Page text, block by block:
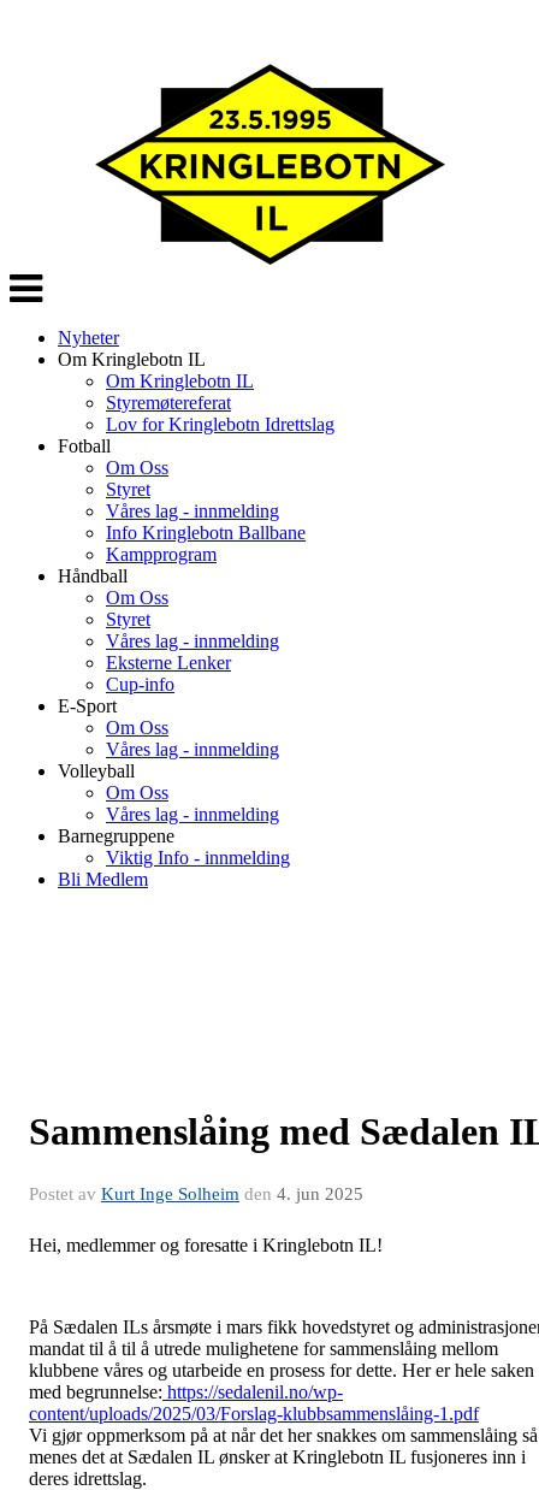
Veksle
navigasjon
Nyheter
Om Kringlebotn IL
Om Kringlebotn IL
Styremøtereferat
Lov for Kringlebotn Idrettslag
Fotball
Om Oss
Styret
Våres lag - innmelding
Info Kringlebotn Ballbane
Kampprogram
Håndball
Om Oss
Styret
Våres lag - innmelding
Eksterne Lenker
Cup-info
E-Sport
Om Oss
Våres lag - innmelding
Volleyball
Om Oss
Våres lag - innmelding
Barnegruppene
Viktig Info - innmelding
Bli Medlem
Sammenslåing med Sædalen
Postet av Kurt Inge Solheim den 4. jun 2025
Hei, medlemmer og foresatte i Kringlebotn IL!
På Sædalen ILs årsmøte i mars fikk hovedstyret og
mandat til å til å utrede mulighetene for sammenslåing mellom
klubbene våres og utarbeide en prosess for dette. Her er hele saken
med begrunnelse: https://sedalenil.no/wp-
content/uploads/2025/03/Forslag-klubbsammenslåing-1.pdf
Vi gjør oppmerksom på at når det her snakkes om sammenslåing så
menes det at Sædalen IL ønsker at Kringlebotn IL fusjoneres inn i
deres idrettslag.